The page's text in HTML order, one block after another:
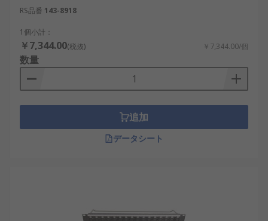
RS品番 143-8918
1個小計：
￥7,344.00(税抜) ￥7,344.00/個
数量
追加
データシート